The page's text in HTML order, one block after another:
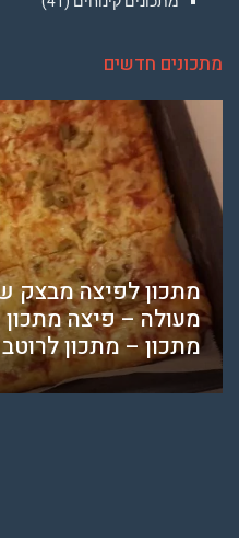
מתכונים חדשים
מתכון לפיצה מבצק
מעולה – פיצה
מתכון – מתכון